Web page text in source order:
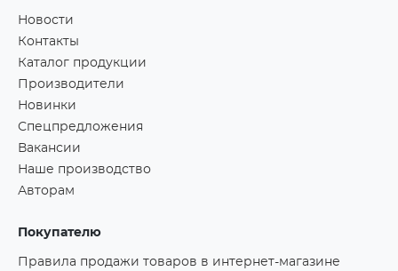
Новости
Контакты
Каталог продукции
Производители
Новинки
Спецпредложения
Вакансии
Наше производство
Авторам
Покупателю
Правила продажи товаров в интернет-магазине